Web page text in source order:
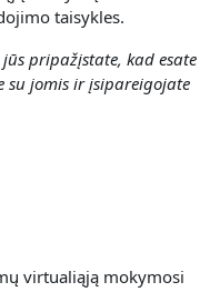
taisykles.
pripažįstate, kad esate
su jomis ir įsipareigojate
virtualiąją mokymosi